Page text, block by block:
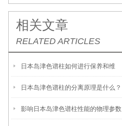
相关文章
RELATED ARTICLES
日本岛津色谱柱如何进行保养和维
护？
日本岛津色谱柱的分离原理是什么？
影响日本岛津色谱柱性能的物理参数